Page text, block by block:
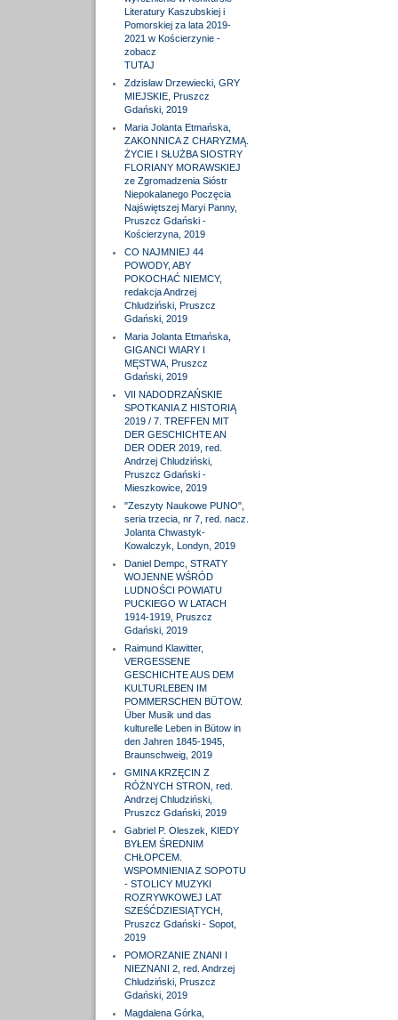
Literatury Kaszubskiej i
Pomorskiej za lata 2019-
2021 w Kościerzynie -
zobacz
TUTAJ
Zdzisław Drzewiecki, GRY
MIEJSKIE, Pruszcz
Gdański, 2019
Maria Jolanta Etmańska,
ZAKONNICA Z CHARYZMĄ.
ŻYCIE I SŁUŻBA SIOSTRY
FLORIANY MORAWSKIEJ
ze Zgromadzenia Sióstr
Niepokalanego Poczęcia
Najświętszej Maryi Panny,
Pruszcz Gdański -
Kościerzyna, 2019
CO NAJMNIEJ 44
POWODY, ABY
POKOCHAĆ NIEMCY,
redakcja Andrzej
Chludziński, Pruszcz
Gdański, 2019
Maria Jolanta Etmańska,
GIGANCI WIARY I
MĘSTWA, Pruszcz
Gdański, 2019
VII NADODRZAŃSKIE
SPOTKANIA Z HISTORIĄ
2019 / 7. TREFFEN MIT
DER GESCHICHTE AN
DER ODER 2019, red.
Andrzej Chludziński,
Pruszcz Gdański -
Mieszkowice, 2019
"Zeszyty Naukowe PUNO",
seria trzecia, nr 7, red. nacz.
Jolanta Chwastyk-
Kowalczyk, Londyn, 2019
Daniel Dempc, STRATY
WOJENNE WŚRÓD
LUDNOŚCI POWIATU
PUCKIEGO W LATACH
1914-1919, Pruszcz
Gdański, 2019
Raimund Klawitter,
VERGESSENE
GESCHICHTE AUS DEM
KULTURLEBEN IM
POMMERSCHEN BÜTOW.
Über Musik und das
kulturelle Leben in Bütow in
den Jahren 1845-1945,
Braunschweig, 2019
GMINA KRZĘCIN Z
RÓŻNYCH STRON, red.
Andrzej Chludziński,
Pruszcz Gdański, 2019
Gabriel P. Oleszek, KIEDY
BYŁEM ŚREDNIM
CHŁOPCEM.
WSPOMNIENIA Z SOPOTU
- STOLICY MUZYKI
ROZRYWKOWEJ LAT
SZEŚĆDZIESIĄTYCH,
Pruszcz Gdański - Sopot,
2019
POMORZANIE ZNANI I
NIEZNANI 2, red. Andrzej
Chludziński, Pruszcz
Gdański, 2019
Magdalena Górka,